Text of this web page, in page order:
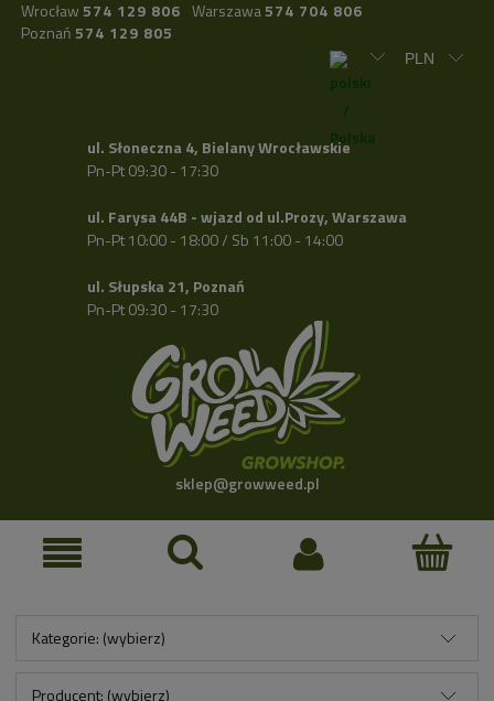
Wrocław 574 129 806 Warszawa574 704 806
Poznań 574 129 805
ul. Słoneczna 4, Bielany Wrocławskie
Pn-Pt 09:30 - 17:30
ul. Farysa 44B - wjazd od ul.Prozy, Warszawa
Pn-Pt 10:00 - 18:00 / Sb 11:00 - 14:00
ul. Słupska 21, Poznań
Pn-Pt 09:30 - 17:30
sklep@growweed.pl
Kategorie: (wybierz)
Producent: (wybierz)